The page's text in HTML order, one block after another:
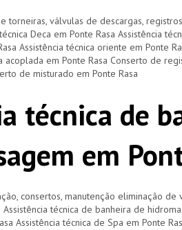
torneiras, válvulas de descargas,
Deca em Ponte Rasa Assistência
Assistência técnica oriente em Ponte
acoplada em Ponte Rasa Conserto de
de misturado em Ponte Rasa
técnica de
em
consertos, manutenção eliminação
técnica de banheira de
Assistência técnica de Spa em Ponte